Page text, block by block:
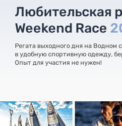
Любительская
Weekend Race
Регата выходного дня на Водном
в удобную спортивную одежду,
Опыт для участия не нужен!